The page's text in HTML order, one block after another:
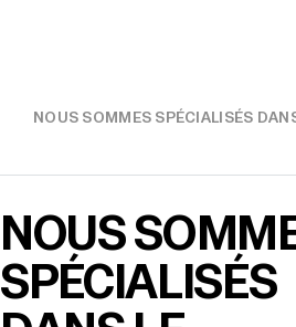
NOUS SOMMES SPÉCIALISÉS
NOUS
SPÉCIALISÉS